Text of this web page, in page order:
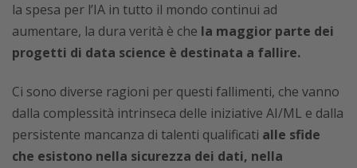
la spesa per l’IA in tutto il mondo continui ad
aumentare, la dura verità è che la maggior parte dei
progetti di data science è destinata a fallire.
Ci sono diverse ragioni per questi fallimenti, che vanno
dalla complessità intrinseca delle iniziative AI/ML e dalla
persistente mancanza di talenti qualificati alle sfide
che esistono nella sicurezza dei dati, nella